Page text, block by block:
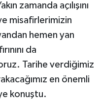
zamanda açılışını
misafirlerimizin
hemen yan
da
Tarihe verdiğimiz
en önemli
konuştu.